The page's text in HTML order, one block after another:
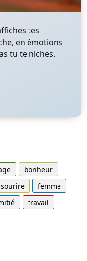
tes
en émotions
tu te niches.
bonheur
sourire
femme
travail